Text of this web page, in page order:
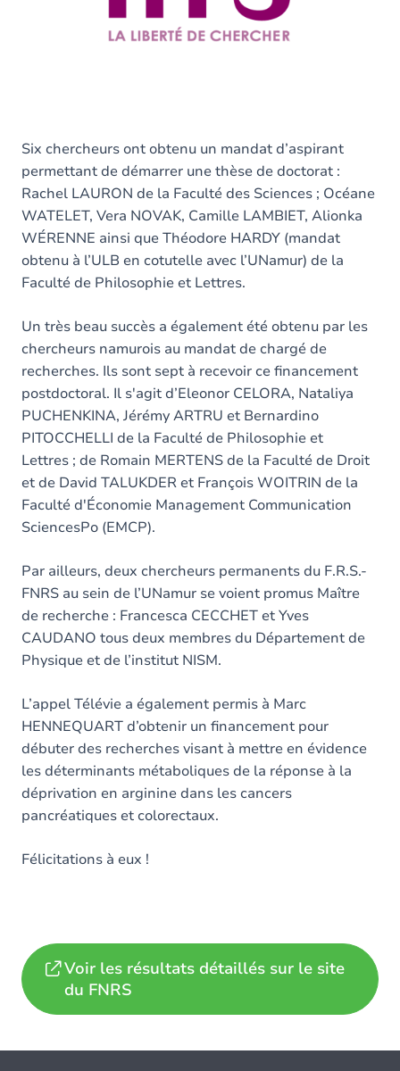
Six chercheurs ont obtenu un mandat d’aspirant
permettant de démarrer une thèse de doctorat :
Rachel LAURON de la Faculté des Sciences ; Océane
WATELET, Vera NOVAK, Camille LAMBIET, Alionka
WÉRENNE ainsi que Théodore HARDY (mandat
obtenu à l’ULB en cotutelle avec l’UNamur) de la
Faculté de Philosophie et Lettres.
Un très beau succès a également été obtenu par les
chercheurs namurois au mandat de chargé de
recherches. Ils sont sept à recevoir ce financement
postdoctoral. Il s'agit d’Eleonor CELORA, Nataliya
PUCHENKINA, Jérémy ARTRU et Bernardino
PITOCCHELLI de la Faculté de Philosophie et
Lettres ; de Romain MERTENS de la Faculté de Droit
et de David TALUKDER et François WOITRIN de la
Faculté d'Économie Management Communication
SciencesPo (EMCP).
Par ailleurs, deux chercheurs permanents du F.R.S.-
FNRS au sein de l’UNamur se voient promus Maître
de recherche : Francesca CECCHET et Yves
CAUDANO tous deux membres du Département de
Physique et de l’institut NISM.
L’appel Télévie a également permis à Marc
HENNEQUART d’obtenir un financement pour
débuter des recherches visant à mettre en évidence
les déterminants métaboliques de la réponse à la
déprivation en arginine dans les cancers
pancréatiques et colorectaux.
Félicitations à eux !
Voir les résultats détaillés sur le site
du FNRS